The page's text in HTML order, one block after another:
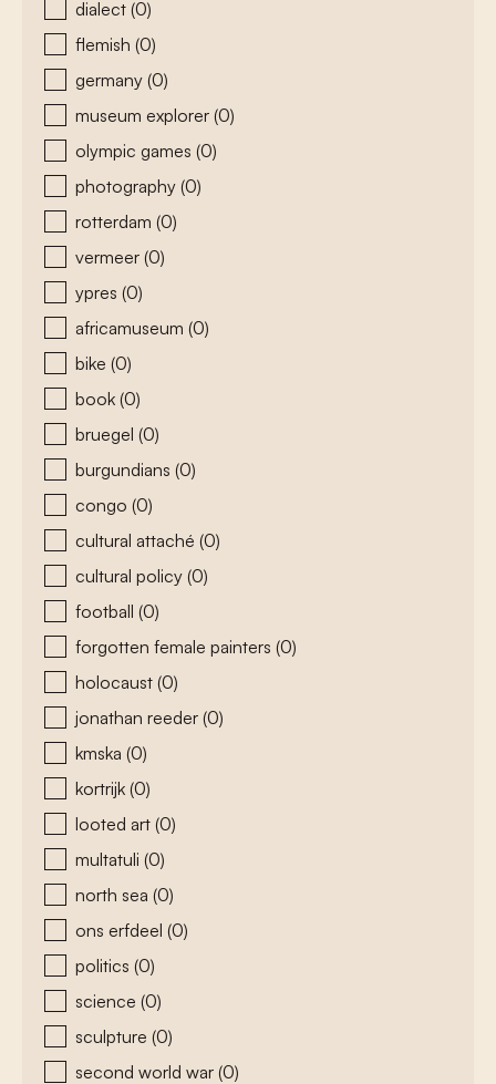
dialect (0)
flemish (0)
germany (0)
museum explorer (0)
olympic games (0)
photography (0)
rotterdam (0)
vermeer (0)
ypres (0)
africamuseum (0)
bike (0)
book (0)
bruegel (0)
burgundians (0)
congo (0)
cultural attaché (0)
cultural policy (0)
football (0)
forgotten female painters (0)
holocaust (0)
jonathan reeder (0)
kmska (0)
kortrijk (0)
looted art (0)
multatuli (0)
north sea (0)
ons erfdeel (0)
politics (0)
science (0)
sculpture (0)
second world war (0)